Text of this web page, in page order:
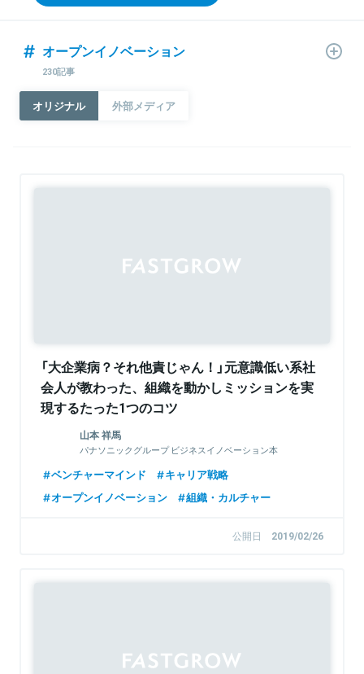
オープンイノベーション
230記事
オリジナル 外部メディア
「大企業病？それ他責じゃん！」元意識低い系社
会人が教わった、組織を動かしミッションを実
現するたった1つのコツ
山本 祥馬
パナソニックグループ ビジネスイノベーション本
ベンチャーマインド
キャリア戦略
オープンイノベーション
組織・カルチャー
公開日 2019/02/26